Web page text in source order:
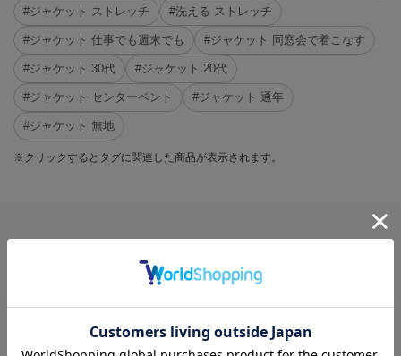
#ジャケット ストレッチ #洗える ストレッチ
#ジャケット 仕事でも週末でも #ジャケット 同窓会で着こなす
#ジャケット 30代 #ジャケット 20代
#ジャケット センターベント #ジャケット 通年
#ジャケット 無地
※クリックするとタグに関連した商品が表示されます。
RECOMMEND